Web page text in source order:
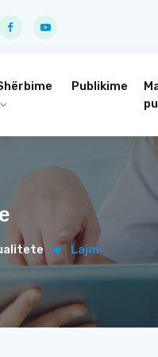
Publikime
Lajm